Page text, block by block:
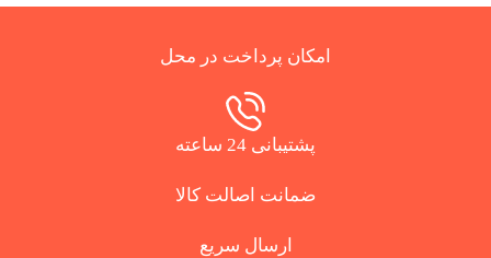
امکان پرداخت در محل
پشتیبانی 24 ساعته
ضمانت اصالت کالا
ارسال سریع